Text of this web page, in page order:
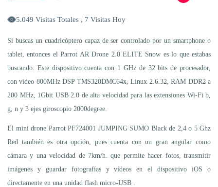
5.049 Visitas Totales , 7 Visitas Hoy
Si buscas un cuadricóptero capaz de ser controlado por un smartphone o
tablet, entonces el Parrot AR Drone 2.0 ELITE Snow es lo que estabas
buscando. Este dispositivo cuenta con 1 GHz de 32 bits de procesador,
con video 800MHz DSP TMS320DMC64x, Linux 2.6.32, RAM DDR2 a
200 MHz, 1Gbit USB 2.0 de alta velocidad para las extensiones Wi-Fi b,
g, n y 3 ejes giroscopio 2000degree.
El mini drone Parrot PF724001 JUMPING SUMO Black de 2,4 o 5 Ghz
Red también es otra opción, pues cuenta con un gran angular como
cámara y una velocidad de 7km/h. que permite hacer fotos, transmitir
imágenes y guardar fotografías y vídeos en el dispositivo iOS o
directamente en una unidad flash micro-USB .